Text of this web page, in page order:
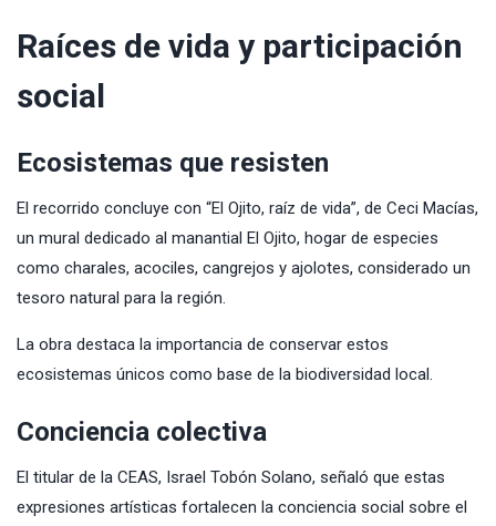
Raíces de vida y participación
social
Ecosistemas que resisten
El recorrido concluye con “El Ojito, raíz de vida”, de Ceci Macías,
un mural dedicado al manantial El Ojito, hogar de especies
como charales, acociles, cangrejos y ajolotes, considerado un
tesoro natural para la región.
La obra destaca la importancia de conservar estos
ecosistemas únicos como base de la biodiversidad local.
Conciencia colectiva
El titular de la CEAS, Israel Tobón Solano, señaló que estas
expresiones artísticas fortalecen la conciencia social sobre el